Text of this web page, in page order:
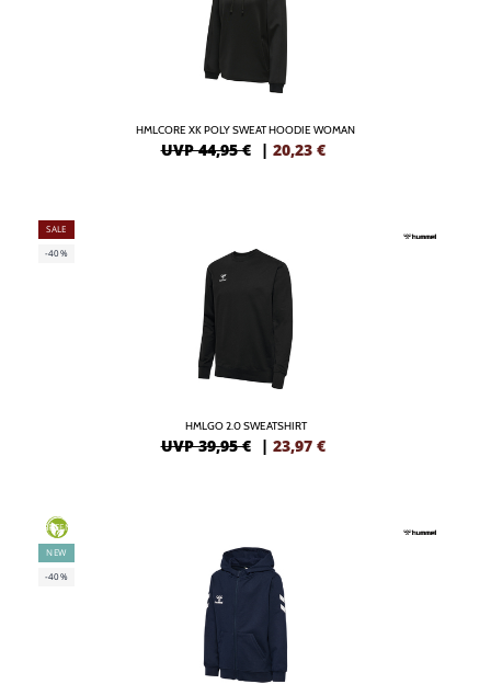
HMLCORE XK POLY SWEAT HOODIE WOMAN
UVP 44,95 € | 20,23 €
SALE
-40%
HMLGO 2.0 SWEATSHIRT
UVP 39,95 € | 23,97 €
GREEN
NEW
-40%